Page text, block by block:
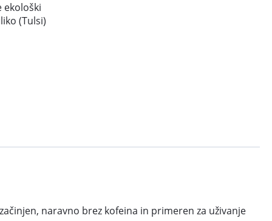
ekološki
(Tulsi)
naravno brez kofeina in primeren za uživanje